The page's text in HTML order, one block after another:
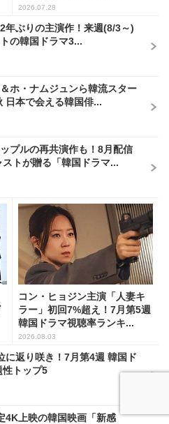
2026.07.28
年ぶりの主演作！来週(8/3～)
の韓国ドラマ3...
ホ・ナムジュンら韓流スター
日本で会える韓国俳...
ップルの再共演作も！8月配信
トが贈る「韓国ドラマ...
コン・ヒョジン主演「人妻キ
ラー」初回7%超え！7月第5週
韓国ドラマ視聴率ランキ...
2026.08.03
に返り咲き！7月第4週 韓国ド
性トップ5
4K上映の韓国映画「新感